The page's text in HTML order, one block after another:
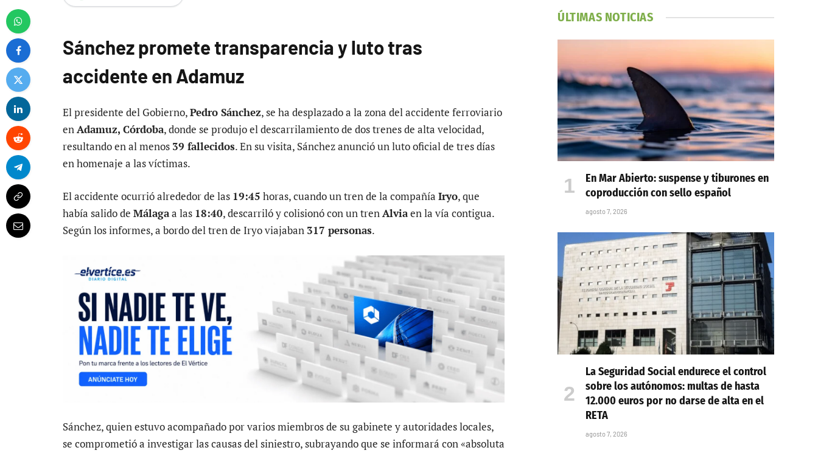
Sánchez promete transparencia y luto tras
accidente en Adamuz
El presidente del Gobierno,Pedro Sánchez, se ha desplazado a la zona del accidente ferroviario
enAdamuz, Córdoba, donde se produjo el descarrilamiento de dos trenes de alta velocidad,
resultando en al menos 39 fallecidos. En su visita, Sánchez anunció un luto oficial de tres días
en homenaje a las víctimas.
El accidente ocurrió alrededor de las 19:45 horas, cuando un tren de la compañía Iryo, que
había salido de Málagaa las 18:40, descarriló y colisionó con un trenAlviaen la vía contigua.
Según los informes, a bordo del tren de Iryo viajaban 317 personas.
Sánchez, quien estuvo acompañado por varios miembros de su gabinete y autoridades locales,
se comprometió a investigar las causas del siniestro, subrayando que se informará con «absoluta
ÚLTIMAS NOTICIAS
En Mar Abierto: suspense y tiburones en
coproducción con sello español
agosto 7, 2026
La Seguridad Social endurece el control
sobre los autónomos: multas de hasta
12.000 euros por no darse de alta en el
RETA
agosto 7, 2026